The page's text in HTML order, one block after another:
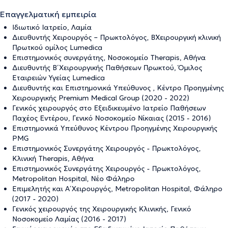
Επαγγελματική εμπειρία
Ιδιωτικό Ιατρείο, Λαμία
Διευθυντής Χειρουργός – Πρωκτολόγος, Β΄Χειρουργική κλινική
Πρωτκού ομίλος Lumedica
Επιστημονικός συνεργάτης, Νοσοκομείο Therapis, Αθήνα
Διευθυντής Β΄ Χειρουργικής Παθήσεων Πρωκτού, Όμιλος
Εταιρειών Υγείας Lumedica
Διευθυντής και Επιστημονικά Υπεύθυνος , Κέντρο Προηγμένης
Χειρουργικής Premium Medical Group (2020 - 2022)
Γενικός χειρουργός στο Eξειδικευμένο Iατρείο Παθήσεων
Παχέος Εντέρου, Γενικό Νοσοκομείο Νίκαιας (2015 - 2016)
Επιστημονικά Υπεύθυνος Κέντρου Προηγμένης Χειρουργικής
PMG
Επιστημονικός Συνεργάτης Χειρουργός - Πρωκτολόγος,
Κλινική Therapis, Αθήνα
Επιστημονικός Συνεργάτης Χειρουργός - Πρωκτολόγος,
Metropolitan Hospital, Νέο Φάληρο
Επιμελητής και Α΄ Χειρουργός, Μetropolitan Hospital, Φάληρο
(2017 - 2020)
Γενικός χειρουργός της Χειρουργικής Κλινικής, Γενικό
Νοσοκομείο Λαμίας (2016 - 2017)